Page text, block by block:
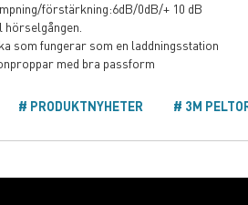
förstärkning:6dB/0dB/+ 10 dB
som fungerar som en laddningsstation
med bra passform
PRODUKTNYHETER 3M